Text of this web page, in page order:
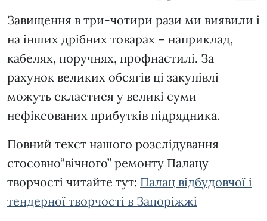
Завищення в три-чотири рази ми виявили і
на інших дрібних товарах – наприклад,
кабелях, поручнях, профнастилі. За
рахунок великих обсягів ці закупівлі
можуть скластися у великі суми
нефіксованих прибутків підрядника.
Повний текст нашого розслідування
стосовно“вічного” ремонту Палацу
творчості читайте тут: Палац відбудовчої і
тендерної творчості в Запоріжжі